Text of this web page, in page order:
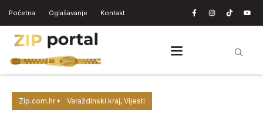
Početna Oglašavanje Kontakt
Zip.com.hr Varaždinski kraj, Vijesti